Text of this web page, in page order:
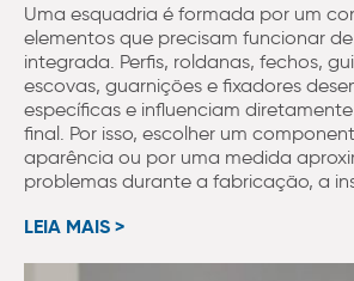
Uma esquadria é formada por um
elementos que precisam funcionar
integrada. Perfis, roldanas, fechos,
escovas, guarnições e fixadores
específicas e influenciam
final. Por isso, escolher um
aparência ou por uma medida
problemas durante a fabricação, a
LEIA MAIS >